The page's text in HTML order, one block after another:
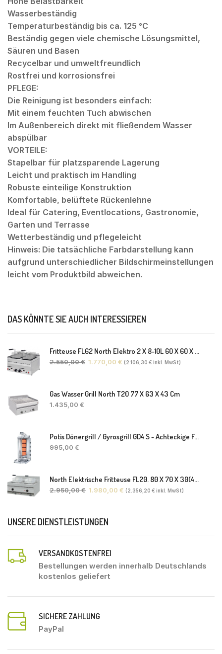
Wasserbeständig
Temperaturbeständig bis ca. 125 °C
Beständig gegen viele chemische Lösungsmittel,
Säuren und Basen
Recycelbar und umweltfreundlich
Rostfrei und korrosionsfrei
PFLEGE:
Die Reinigung ist besonders einfach:
Mit einem feuchten Tuch abwischen
Im Außenbereich direkt mit fließendem Wasser
abspülbar
VORTEILE:
Stapelbar für platzsparende Lagerung
Leicht und praktisch im Handling
Robuste einteilige Konstruktion
Komfortable, belüftete Rückenlehne
Ideal für Catering, Eventlocations, Gastronomie,
Garten und Terrasse
Wetterbeständig und pflegeleicht
Hinweis: Die tatsächliche Farbdarstellung kann
aufgrund unterschiedlicher Bildschirmeinstellungen
leicht vom Produktbild abweichen.
DAS KÖNNTE SIE AUCH INTERESSIEREN
Fritteuse FL62 North Elektro 2 X 8-10L 60 X 60 X 30(38) Cm
2.550,00€ 1.770,00 € (2.106,30 € inkl. MwSt)
Gas Wasser Grill North T20 77 X 63 X 43 Cm
1.435,00 €
Potis Dönergrill / Gyrosgrill GD4 S - Achteckige Fettwanne-Ohne Schaufel
995,00 €
North Elektrische Fritteuse FL20. 80 X 70 X 30(46) Cm
2.950,00€ 1.980,00 € (2.356,20 € inkl. MwSt)
UNSERE DIENSTLEISTUNGEN
VERSANDKOSTENFREI
Bestellungen werden innerhalb Deutschlands
kostenlos geliefert
SICHERE ZAHLUNG
PayPal